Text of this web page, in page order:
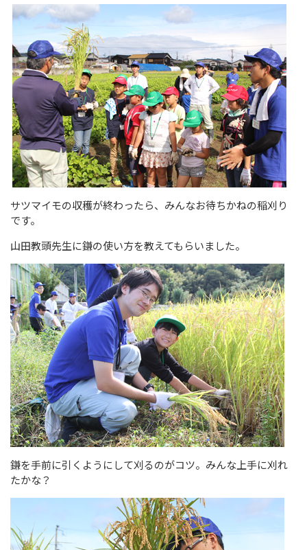
サツマイモの収穫が終わったら、みんなお待ちかねの稲刈り
です。
山田教頭先生に鎌の使い方を教えてもらいました。
鎌を手前に引くようにして刈るのがコツ。みんな上手に刈れ
たかな？